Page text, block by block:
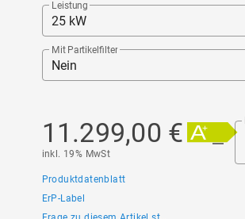
Leistung
25 kW
Mit Partikelfilter
Nein
11.299,00 € +
A
inkl. 19% MwSt
Produktdatenblatt
ErP-Label